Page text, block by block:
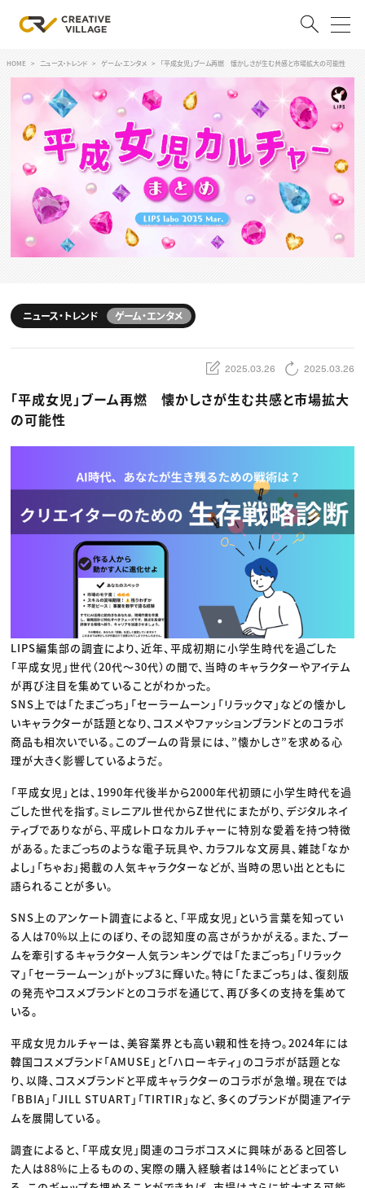
ログイン 会員登録
RECRUIT
クリエイター求人を探す
CREATIVE JOB求人検索
特集求人
採用説明会
スキルアップしたい！
スキルアップしたい！ トップ
プログラミング
マーケティング
ディレクション
業界解説・キャリア事情
お役立ち基礎知識
TOP Creator’s コラム
アプリクリエイター
ゲームクリエイター
映像クリエイター
クリエイターインタビュー
ニュース・トレンド
ゲーム・エンタメ
広告
出版
CREATIVE VILLAGEからのお知らせ
プロフェッショナル×つながる×メディア
HOME ニュース・トレンド ゲーム・エンタメ 「平成女児」ブーム再燃 懐かしさが生む共感と市場拡大の可能性
ニュース・トレンド ゲーム・エンタメ
2025.03.26 2025.03.26
「平成女児」ブーム再燃 懐かしさが生む共感と市場拡大
の可能性
LIPS編集部の調査により、近年、平成初期に小学生時代を過ごした
「平成女児」世代（20代〜30代）の間で、当時のキャラクターやアイテム
が再び注目を集めていることがわかった。
SNS上では「たまごっち」「セーラームーン」「リラックマ」などの懐かし
いキャラクターが話題となり、コスメやファッションブランドとのコラボ
商品も相次いでいる。このブームの背景には、”懐かしさ”を求める心
理が大きく影響しているようだ。
「平成女児」とは、1990年代後半から2000年代初頭に小学生時代を過
ごした世代を指す。ミレニアル世代からZ世代にまたがり、デジタルネイ
ティブでありながら、平成レトロなカルチャーに特別な愛着を持つ特徴
がある。たまごっちのような電子玩具や、カラフルな文房具、雑誌「なか
よし」「ちゃお」掲載の人気キャラクターなどが、当時の思い出とともに
語られることが多い。
SNS上のアンケート調査によると、「平成女児」という言葉を知ってい
る人は70%以上にのぼり、その認知度の高さがうかがえる。また、ブー
ムを牽引するキャラクター人気ランキングでは「たまごっち」「リラック
マ」「セーラームーン」がトップ3に輝いた。特に「たまごっち」は、復刻版
の発売やコスメブランドとのコラボを通じて、再び多くの支持を集めて
いる。
平成女児カルチャーは、美容業界とも高い親和性を持つ。2024年には
韓国コスメブランド「AMUSE」と「ハローキティ」のコラボが話題とな
り、以降、コスメブランドと平成キャラクターのコラボが急増。現在では
「BBIA」「JILL STUART」「TIRTIR」など、多くのブランドが関連アイテ
ムを展開している。
調査によると、「平成女児」関連のコラボコスメに興味があると回答し
た人は88%に上るものの、実際の購入経験者は14%にとどまってい